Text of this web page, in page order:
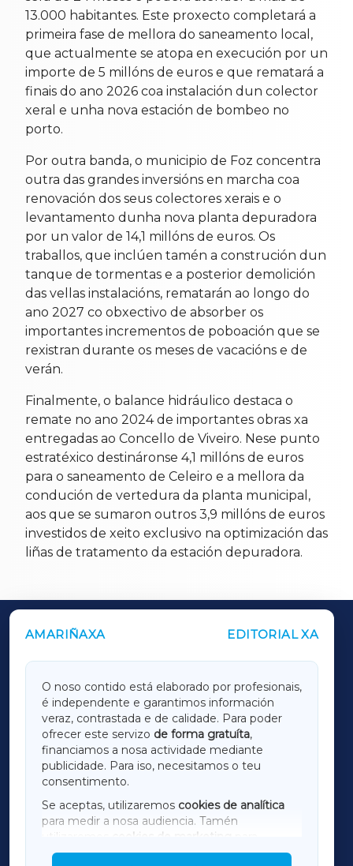
13.000 habitantes. Este proxecto completará a
primeira fase de mellora do saneamento local,
que actualmente se atopa en execución por un
importe de 5 millóns de euros e que rematará a
finais do ano 2026 coa instalación dun colector
xeral e unha nova estación de bombeo no
porto.
Por outra banda, o municipio de Foz concentra
outra das grandes inversións en marcha coa
renovación dos seus colectores xerais e o
levantamento dunha nova planta depuradora
por un valor de 14,1 millóns de euros. Os
traballos, que inclúen tamén a construción dun
tanque de tormentas e a posterior demolición
das vellas instalacións, rematarán ao longo do
ano 2027 co obxectivo de absorber os
importantes incrementos de poboación que se
rexistran durante os meses de vacacións e de
verán.
Finalmente, o balance hidráulico destaca o
remate no ano 2024 de importantes obras xa
entregadas ao Concello de Viveiro. Nese punto
estratéxico destináronse 4,1 millóns de euros
para o saneamento de Celeiro e a mellora da
condución de vertedura da planta municipal,
aos que se sumaron outros 3,9 millóns de euros
investidos de xeito exclusivo na optimización das
liñas de tratamento da estación depuradora.
AMARIÑAXA EDITORIAL XA
O noso contido está elaborado por profesionais,
é independente e garantimos información
veraz, contrastada e de calidade. Para poder
ofrecer este servizo de forma gratuíta,
financiamos a nosa actividade mediante
publicidade. Para iso, necesitamos o teu
consentimento.
Se aceptas, utilizaremos cookies de analítica
para medir a nosa audiencia. Tamén
utilizaremos
cookies de marketing
mostrar publicidade de terceiros.
OUTROS PERIÓDICOS
LUGOXA
TERRACHAXA
AMARIÑAXA